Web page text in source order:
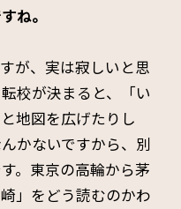
ね。
が、実は寂しいと思
校が決まると、「い
地図を広げたりし
かないですから、別
。東京の高輪から茅
」をどう読むのかわ